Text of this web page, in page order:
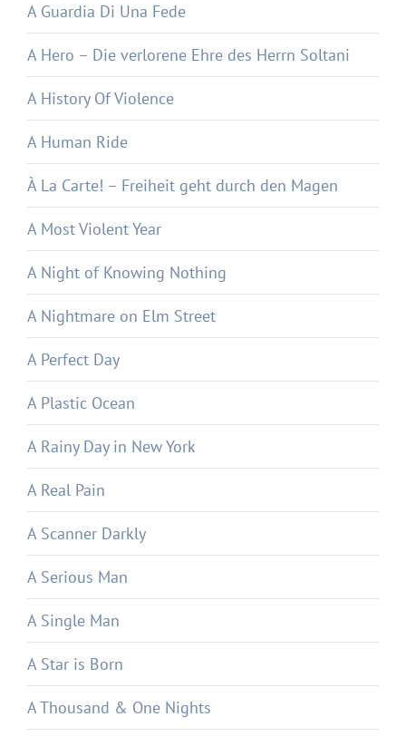
A Guardia Di Una Fede
A Hero – Die verlorene Ehre des Herrn Soltani
A History Of Violence
A Human Ride
À La Carte! – Freiheit geht durch den Magen
A Most Violent Year
A Night of Knowing Nothing
A Nightmare on Elm Street
A Perfect Day
A Plastic Ocean
A Rainy Day in New York
A Real Pain
A Scanner Darkly
A Serious Man
A Single Man
A Star is Born
A Thousand & One Nights